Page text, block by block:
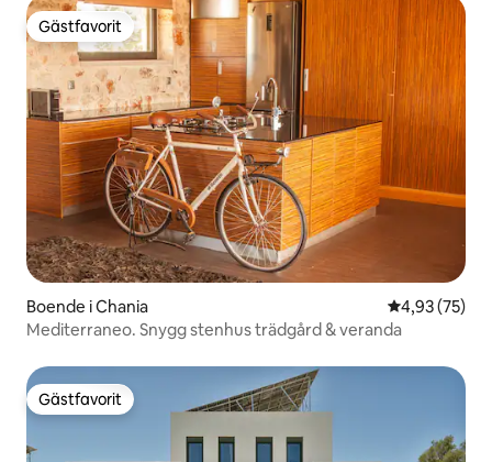
Gästfavorit
Gästfavorit
Boende i Chania 4,93 av 5 i
4,93 (75)
Mediterraneo. Snygg stenhus trädgård & veranda
Gästfavorit
Gästfavorit